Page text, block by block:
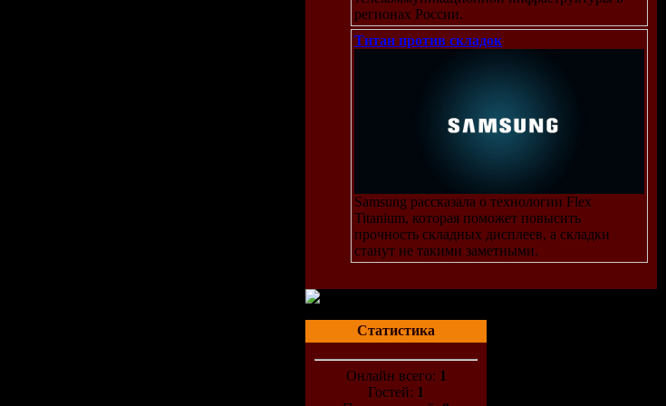
регионах России.
Титан против складок
Samsung рассказала о технологии Flex
Titanium, которая поможет повысить
прочность складных дисплеев, а складки
станут не такими заметными.
Статистика
Онлайн всего: 1
Гостей: 1